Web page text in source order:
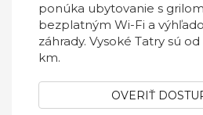
ponúka ubytovanie s
bezplatným Wi-Fi a
záhrady. Vysoké Tatry sú
km.
OVERIŤ